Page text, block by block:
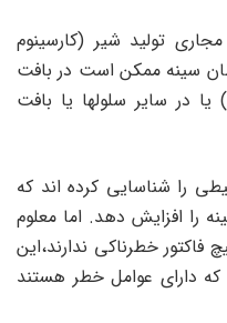
تولید شیر (کارسینوم
سینه ممکن است در بافت
یا در سایر سلولها یا بافت
را شناسایی کرده اند که
را افزایش دهد. اما معلوم
خطرناکی ندارند،این
که دارای عوامل خطر هستند